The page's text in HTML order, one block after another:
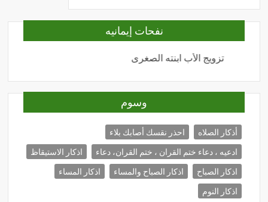
نفحات إيمانيه
تزويج الأب ابنته الصغرى
وسوم
أذكار الصلاه
احذر نقسك أصابك بلاء
ادعيه ، دعاء ختم القران ، ختم القران، دعاء
اذكار الاستيقاظ
اذكار الصباح
اذكار الصباح والمساء
اذكار المساء
اذكار النوم